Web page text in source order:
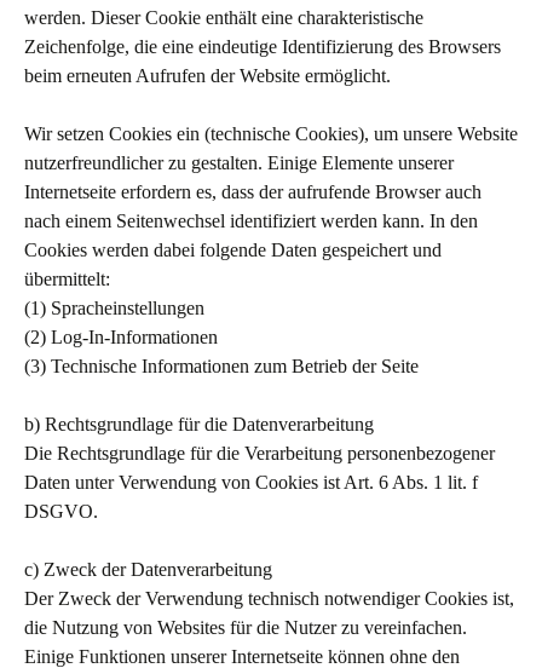
werden. Dieser Cookie enthält eine charakteristische
Zeichenfolge, die eine eindeutige Identifizierung des Browsers
beim erneuten Aufrufen der Website ermöglicht.
Wir setzen Cookies ein (technische Cookies), um unsere Website
nutzerfreundlicher zu gestalten. Einige Elemente unserer
Internetseite erfordern es, dass der aufrufende Browser auch
nach einem Seitenwechsel identifiziert werden kann. In den
Cookies werden dabei folgende Daten gespeichert und
übermittelt:
(1) Spracheinstellungen
(2) Log-In-Informationen
(3) Technische Informationen zum Betrieb der Seite
b) Rechtsgrundlage für die Datenverarbeitung
Die Rechtsgrundlage für die Verarbeitung personenbezogener
Daten unter Verwendung von Cookies ist Art. 6 Abs. 1 lit. f
DSGVO.
c) Zweck der Datenverarbeitung
Der Zweck der Verwendung technisch notwendiger Cookies ist,
die Nutzung von Websites für die Nutzer zu vereinfachen.
Einige Funktionen unserer Internetseite können ohne den